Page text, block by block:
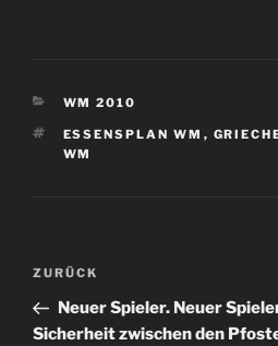
KATEGORIEN
WM 2010
SCHLAGWÖRTER
ESSENSPLAN WM ,
WM
Beitragsnavigation
Vorheriger
Beitrag
ZURÜCK
Neuer Spieler. Neuer
Sicherheit zwischen den